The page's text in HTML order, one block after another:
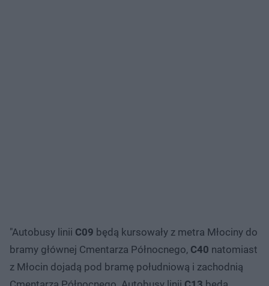
"Autobusy linii C09 będą kursowały z metra Młociny do
bramy głównej Cmentarza Północnego, C40 natomiast
z Młocin dojadą pod bramę południową i zachodnią